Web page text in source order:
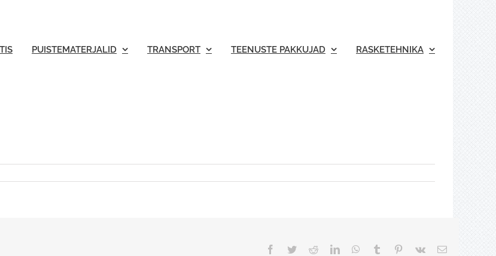
PUISTEMATERJALID TRANSPORT TEENUSTE PAKKUJAD RASKETEHNIKA
Facebook
TwitterRedditLinkedInWhatsApp
Tumblr Pinterest
Vk Email